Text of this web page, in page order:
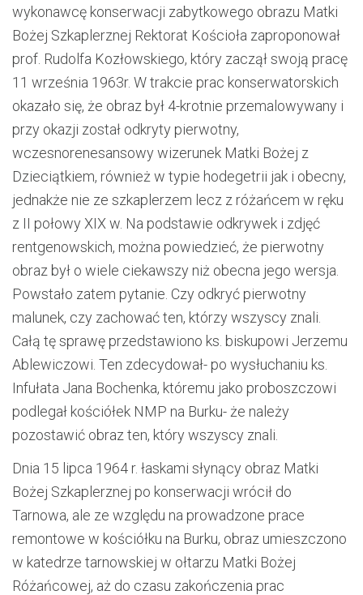
wykonawcę konserwacji zabytkowego obrazu Matki
Bożej Szkaplerznej Rektorat Kościoła zaproponował
prof. Rudolfa Kozłowskiego, który zaczął swoją pracę
11 września 1963r. W trakcie prac konserwatorskich
okazało się, że obraz był 4-krotnie przemalowywany i
przy okazji został odkryty pierwotny,
wczesnorenesansowy wizerunek Matki Bożej z
Dzieciątkiem, również w typie hodegetrii jak i obecny,
jednakże nie ze szkaplerzem lecz z różańcem w ręku
z II połowy XIX w. Na podstawie odkrywek i zdjęć
rentgenowskich, można powiedzieć, że pierwotny
obraz był o wiele ciekawszy niż obecna jego wersja.
Powstało zatem pytanie. Czy odkryć pierwotny
malunek, czy zachować ten, którzy wszyscy znali.
Całą tę sprawę przedstawiono ks. biskupowi Jerzemu
Ablewiczowi. Ten zdecydował- po wysłuchaniu ks.
Infułata Jana Bochenka, któremu jako proboszczowi
podlegał kościółek NMP na Burku- że należy
pozostawić obraz ten, który wszyscy znali.
Dnia 15 lipca 1964 r. łaskami słynący obraz Matki
Bożej Szkaplerznej po konserwacji wrócił do
Tarnowa, ale ze względu na prowadzone prace
remontowe w kościółku na Burku, obraz umieszczono
w katedrze tarnowskiej w ołtarzu Matki Bożej
Różańcowej, aż do czasu zakończenia prac